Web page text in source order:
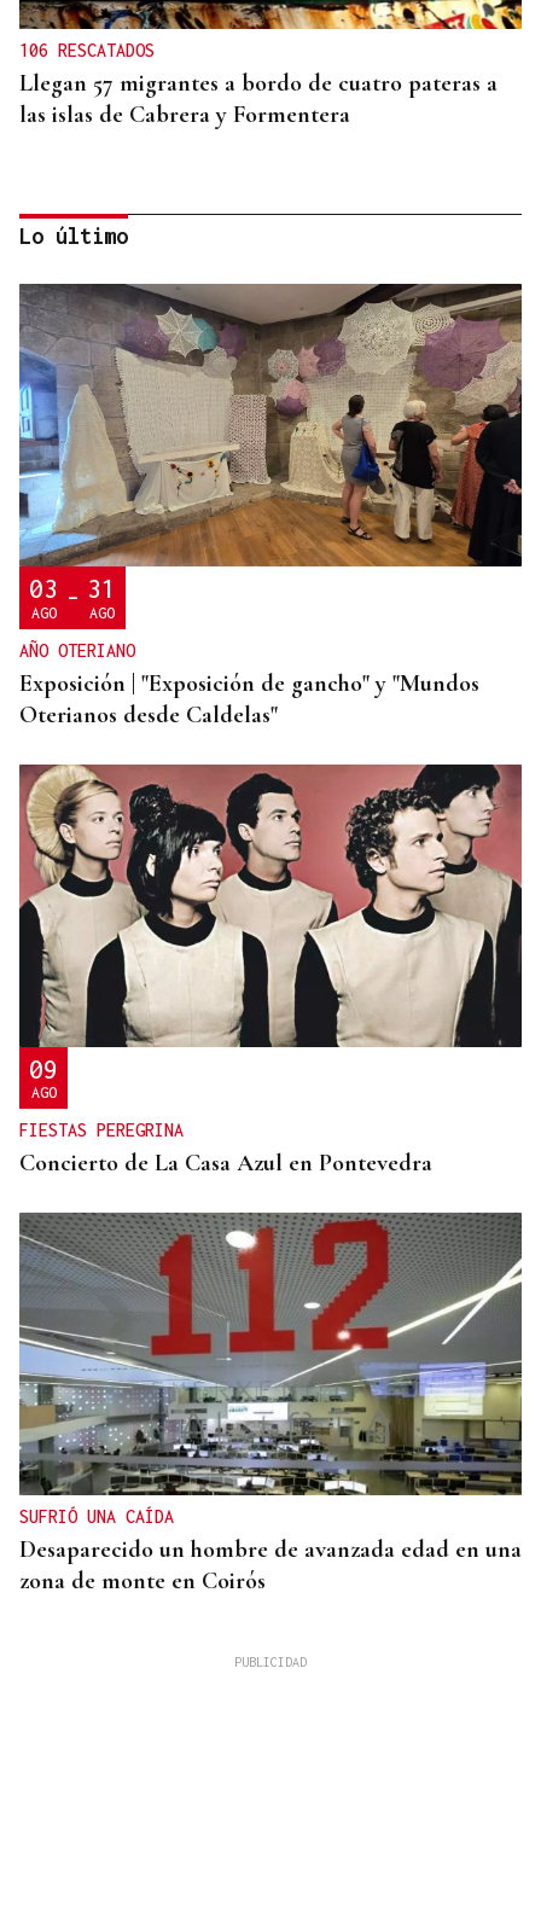
106 RESCATADOS
Llegan 57 migrantes a bordo de cuatro pateras a
las islas de Cabrera y Formentera
FALTA DE MEDIOS
Vivas pide expulsar de inmediato a migrantes que
siguen en Ceuta y "blindar" la frontera con más
medios europeos
Lo último
03
AGO - 31
AGO
AÑO OTERIANO
Exposición | "Exposición de gancho" y "Mundos
Oterianos desde Caldelas"
09
AGO
FIESTAS PEREGRINA
Concierto de La Casa Azul en Pontevedra
SUFRIÓ UNA CAÍDA
Desaparecido un hombre de avanzada edad en una
zona de monte en Coirós